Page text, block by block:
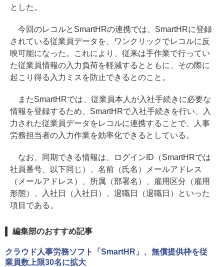
とした。
今回のレコルとSmartHRの連携では、SmartHRに登録
されている従業員データを、ワンクリックでレコルに反
映可能になった。これにより、従来は手作業で行ってい
た従業員情報の入力負荷を軽減するとともに、その際に
起こり得る入力ミスを防止できるとのこと。
またSmartHRでは、従業員本人が入社手続きに必要な
情報を登録するため、SmartHRで入社手続きを行い、入
力された従業員データをレコルに連携することで、人事
労務担当者の入力作業を効率化できるとしている。
なお、同期できる情報は、ログインID（SmartHRでは
社員番号、以下同じ）、名前（氏名）メールアドレス
（メールアドレス）、所属（部署名）、雇用区分（雇用
形態）、入社日（入社日）、退職日（退職日）といった
項目である。
編集部のおすすめ記事
クラウド人事労務ソフト「SmartHR」、無償提供枠を従
業員数上限30名に拡大